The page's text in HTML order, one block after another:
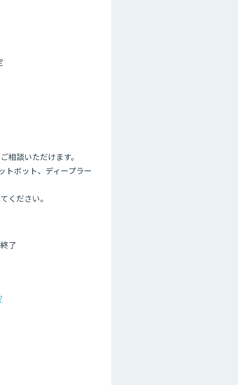
相談いただけます。
トボット、ディープラー
ください。
了